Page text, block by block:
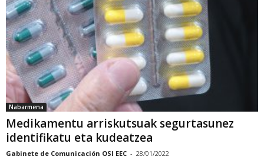
Nabarmena
Medikamentu arriskutsuak segurtasunez
identifikatu eta kudeatzea
Gabinete de Comunicación OSI EEC - 28/01/2022